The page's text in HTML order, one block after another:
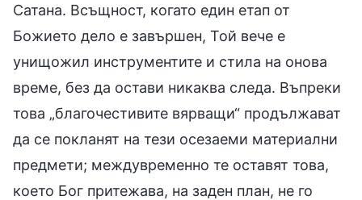
Сатана. Всъщност, когато един етап от
Божието дело е завършен, Той вече е
унищожил инструментите и стила на онова
време, без да остави никаква следа. Въпреки
това „благочестивите вярващи“ продължават
да се покланят на тези осезаеми материални
предмети; междувременно те оставят това,
което Бог притежава, на заден план, не го